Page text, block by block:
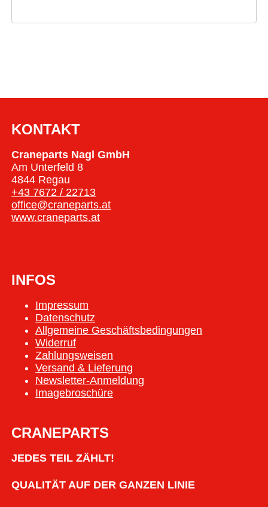
KONTAKT
Craneparts Nagl GmbH
Am Unterfeld 8
4844 Regau
+43 7672 / 22713
office@craneparts.at
www.craneparts.at
INFOS
Impressum
Datenschutz
Allgemeine Geschäftsbedingungen
Widerruf
Zahlungsweisen
Versand & Lieferung
Newsletter-Anmeldung
Imagebroschüre
CRANEPARTS
JEDES TEIL ZÄHLT!
QUALITÄT AUF DER GANZEN LINIE